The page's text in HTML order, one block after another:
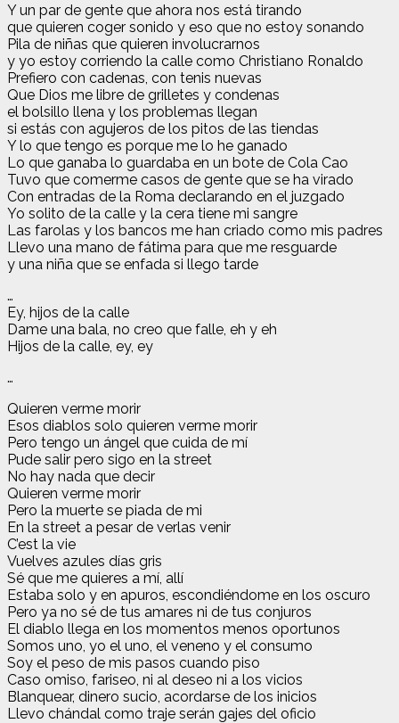
Y un par de gente que ahora nos está tirando
que quieren coger sonido y eso que no estoy sonando
Pila de niñas que quieren involucrarnos
y yo estoy corriendo la calle como Christiano Ronaldo
Prefiero con cadenas, con tenis nuevas
Que Dios me libre de grilletes y condenas
el bolsillo llena y los problemas llegan
si estás con agujeros de los pitos de las tiendas
Y lo que tengo es porque me lo he ganado
Lo que ganaba lo guardaba en un bote de Cola Cao
Tuvo que comerme casos de gente que se ha virado
Con entradas de la Roma declarando en el juzgado
Yo solito de la calle y la cera tiene mi sangre
Las farolas y los bancos me han criado como mis padres
Llevo una mano de fátima para que me resguarde
y una niña que se enfada si llego tarde
…
Ey, hijos de la calle
Dame una bala, no creo que falle, eh y eh
Hijos de la calle, ey, ey
…
Quieren verme morir
Esos diablos solo quieren verme morir
Pero tengo un ángel que cuida de mí
Pude salir pero sigo en la street
No hay nada que decir
Quieren verme morir
Pero la muerte se piada de mi
En la street a pesar de verlas venir
C’est la vie
Vuelves azules días gris
Sé que me quieres a mí, allí
Estaba solo y en apuros, escondiéndome en los oscuro
Pero ya no sé de tus amares ni de tus conjuros
El diablo llega en los momentos menos oportunos
Somos uno, yo el uno, el veneno y el consumo
Soy el peso de mis pasos cuando piso
Caso omiso, fariseo, ni al deseo ni a los vicios
Blanquear, dinero sucio, acordarse de los inicios
Llevo chándal como traje serán gajes del oficio